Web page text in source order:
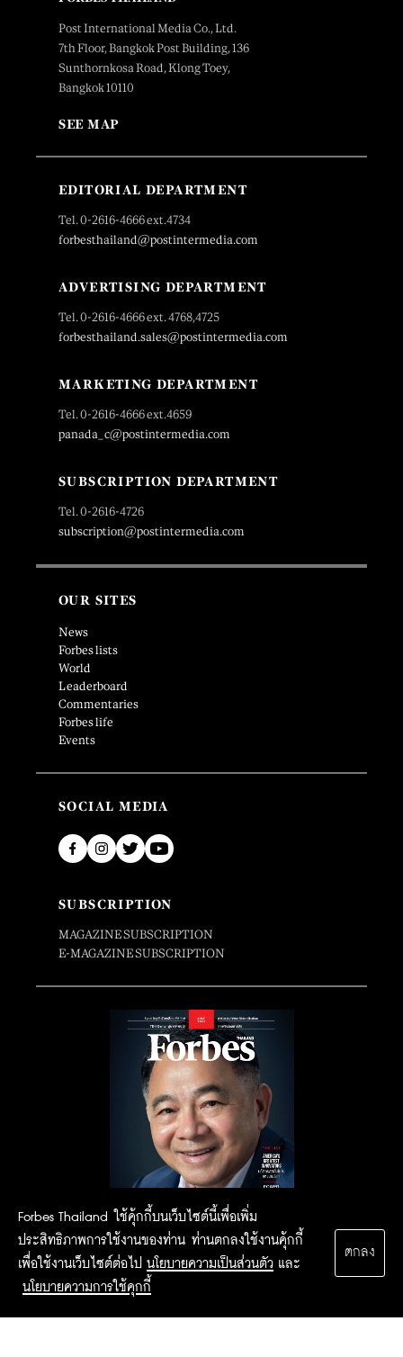
Forbes Thailand ใช้คุ้กกี้บนเว็บไซต์นี้เพื่อเพิ่ม
ประสิทธิภาพการใช้งานของท่าน ท่านตกลงใช้งานคุ้กกี้
เพื่อใช้งานเว็บไซต์ต่อไป นโยบายความเป็นส่วนตัว และ
นโยบายความการใช้คุกกี้
ตกลง
Post International Media Co., Ltd.
7th Floor, Bangkok Post Building, 136
Sunthornkosa Road, Klong Toey,
Bangkok 10110
SEE MAP
EDITORIAL DEPARTMENT
Tel. 0-2616-4666 ext.4734
forbesthailand@postintermedia.com
ADVERTISING DEPARTMENT
Tel. 0-2616-4666 ext. 4768,4725
forbesthailand.sales@postintermedia.com
MARKETING DEPARTMENT
Tel. 0-2616-4666 ext.4659
panada_c@postintermedia.com
SUBSCRIPTION DEPARTMENT
Tel. 0-2616-4726
subscription@postintermedia.com
OUR SITES
News
Forbes lists
World
Leaderboard
Commentaries
Forbes life
Events
SOCIAL MEDIA
SUBSCRIPTION
MAGAZINE SUBSCRIPTION
E-MAGAZINE SUBSCRIPTION
2015 Forbesthailand.com ALL RIGHTS RESERVED